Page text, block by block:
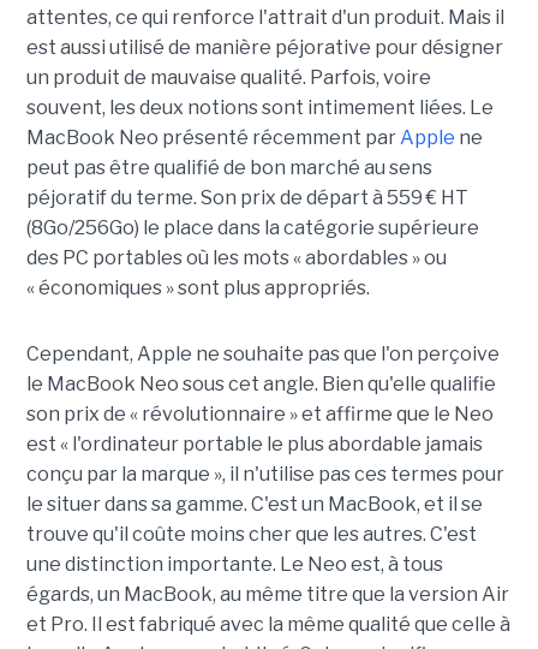
attentes, ce qui renforce l'attrait d'un produit. Mais il
est aussi utilisé de manière péjorative pour désigner
un produit de mauvaise qualité. Parfois, voire
souvent, les deux notions sont intimement liées. Le
MacBook Neo présenté récemment parApple ne
peut pas être qualifié de bon marché au sens
péjoratif du terme. Son prix de départ à 559 € HT
(8Go/256Go) le place dans la catégorie supérieure
des PC portables où les mots « abordables » ou
« économiques » sont plus appropriés.
Cependant, Apple ne souhaite pas que l'on perçoive
le MacBook Neo sous cet angle. Bien qu'elle qualifie
son prix de « révolutionnaire » et affirme que le Neo
est « l'ordinateur portable le plus abordable jamais
conçu par la marque », il n'utilise pas ces termes pour
le situer dans sa gamme. C'est un MacBook, et il se
trouve qu'il coûte moins cher que les autres. C'est
une distinction importante. Le Neo est, à tous
égards, un MacBook, au même titre que la version Air
et Pro. Il est fabriqué avec la même qualité que celle à